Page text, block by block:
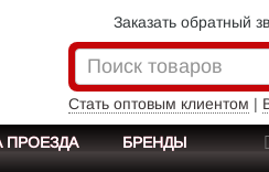
Заказать обратный
Стать оптовым клиентом |
ПРОЕЗДА БРЕНДЫ